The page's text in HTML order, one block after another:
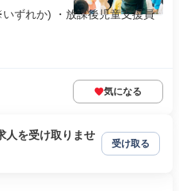
ずれか) ・放課後児童支援員
気になる
人を受け取りませ
受け取る